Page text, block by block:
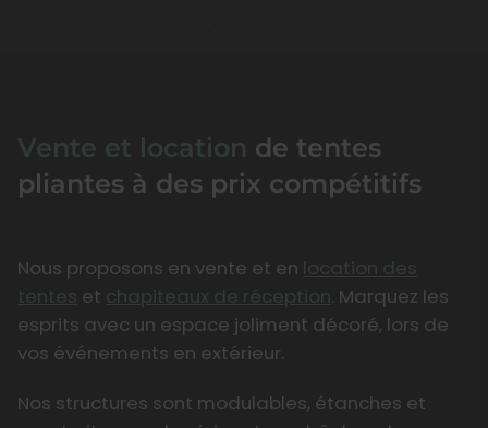
Vente et location de tentes
pliantes à des prix compétitifs
Nous proposons en vente et en location des
tentes et chapiteaux de réception. Marquez les
esprits avec un espace joliment décoré, lors de
vos événements en extérieur.
Nos structures sont modulables, étanches et